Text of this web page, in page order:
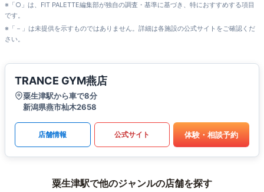
※「○」は、FIT PALETTE編集部が独自の調査・基準に基づき、特におすすめする項目
です。
※「－」は未提供を示すものではありません。詳細は各施設の公式サイトをご確認くだ
さい。
TRANCE GYM燕店
粟生津駅から車で8分
新潟県燕市杣木2658
店舗情報 公式サイト 体験・相談予約
粟生津駅で他のジャンルの店舗を探す